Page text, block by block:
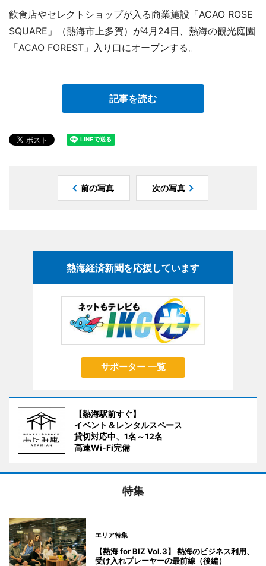
飲食店やセレクトショップが入る商業施設「ACAO ROSE
SQUARE」（熱海市上多賀）が4月24日、熱海の観光庭園
「ACAO FOREST」入り口にオープンする。
記事を読む
前の写真 次の写真
熱海経済新聞を応援しています
サポーター 一覧
【熱海駅前すぐ】
イベント＆レンタルスペース
貸切対応中、1名～12名
高速Wi-Fi完備
特集
エリア特集
【熱海 for BIZ Vol.3】 熱海のビジネス利用、
受け入れプレーヤーの最前線（後編）